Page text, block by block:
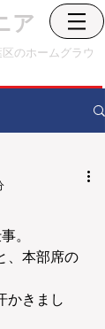
ア
のホームグラウ
。
、本部席の
かきまし